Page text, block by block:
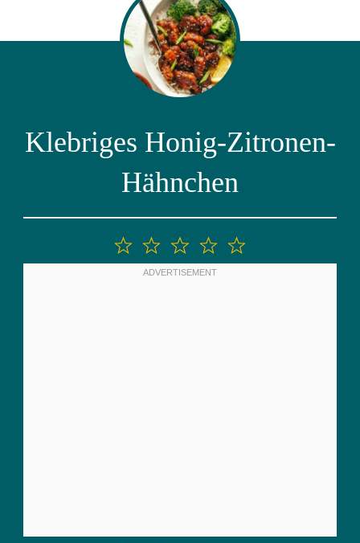
Klebriges Honig-Zitronen-
Hähnchen
5
4
Sterne
3
Sterne
2
Sterne
1
Stern